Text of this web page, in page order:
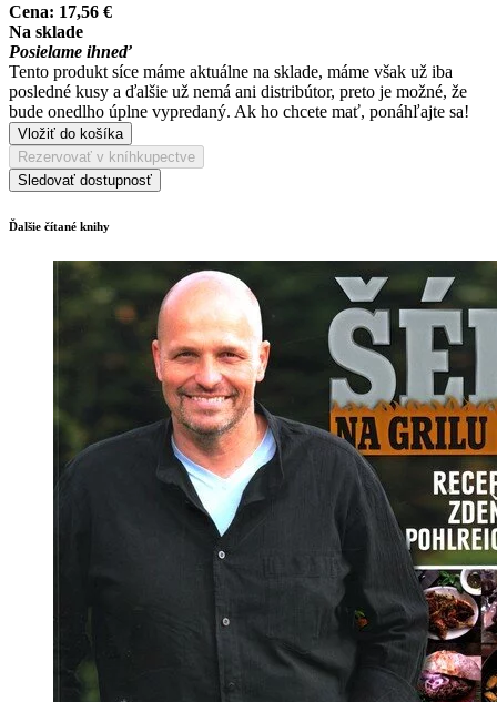
Cena: 17,56 €
Na sklade
Posielame ihneď
Tento produkt síce máme aktuálne na sklade, máme však už iba
posledné kusy a ďalšie už nemá ani distribútor, preto je možné, že
bude onedlho úplne vypredaný. Ak ho chcete mať, ponáhľajte sa!
Vložiť do košíka
Rezervovať v kníhkupectve
Sledovať dostupnosť
Ďalšie čítané knihy